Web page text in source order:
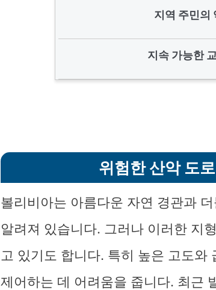
지역 주민의
지속 가능한
위험한 산악 도
볼리비아는 아름다운 자연 경관과
알려져 있습니다. 그러나 이러한 지
고 있기도 합니다. 특히 높은 고도와
제어하는 데 어려움을 줍니다. 최근